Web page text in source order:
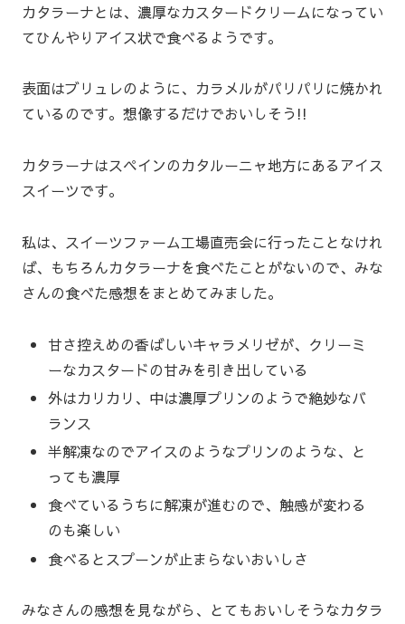
カタラーナとは、濃厚なカスタードクリームになってい
てひんやりアイス状で食べるようです。
表面はブリュレのように、カラメルがパリパリに焼かれ
ているのです。想像するだけでおいしそう!!
カタラーナはスペインのカタルーニャ地方にあるアイス
スイーツです。
私は、スイーツファーム工場直売会に行ったことなけれ
ば、もちろんカタラーナを食べたことがないので、みな
さんの食べた感想をまとめてみました。
甘さ控えめの香ばしいキャラメリゼが、クリーミ
ーなカスタードの甘みを引き出している
外はカリカリ、中は濃厚プリンのようで絶妙なバ
ランス
半解凍なのでアイスのようなプリンのような、と
っても濃厚
食べているうちに解凍が進むので、触感が変わる
のも楽しい
食べるとスプーンが止まらないおいしさ
みなさんの感想を見ながら、とてもおいしそうなカタラ